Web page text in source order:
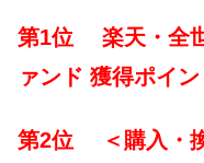
第1位 楽天・全
ァンド 獲得ポイ
第2位 ＜購入・